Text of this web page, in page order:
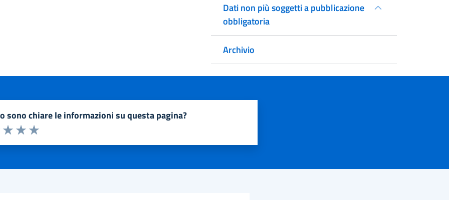
Dati non più soggetti a pubblicazione
obbligatoria
Archivio
sono chiare le informazioni su questa pagina?
1 a 5 stelle la pagina
Valuta 5 stelle su 5
Valuta 4 stelle su 5
Valuta 3 stelle su 5
2 stelle su 5
stelle su 5